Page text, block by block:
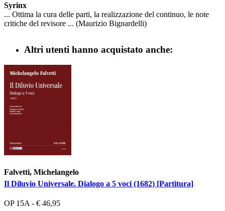
Syrinx
... Ottima la cura delle parti, la realizzazione del continuo, le note
critiche del revisore ... (Maurizio Bignardelli)
Altri utenti hanno acquistato anche:
Falvetti, Michelangelo
Il Diluvio Universale. Dialogo a 5 voci (1682) [Partitura]
OP 15A - € 46,95